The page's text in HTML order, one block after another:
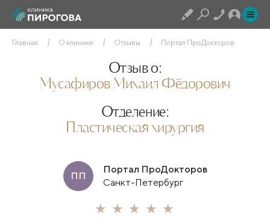
Главная О клинике Отзывы Портал ПроДокторов
Отзыв о:
Мусафиров Михаил Фёдорович
Отделение:
Пластическая хирургия
ПП
Портал ПроДокторов
Санкт-Петербург